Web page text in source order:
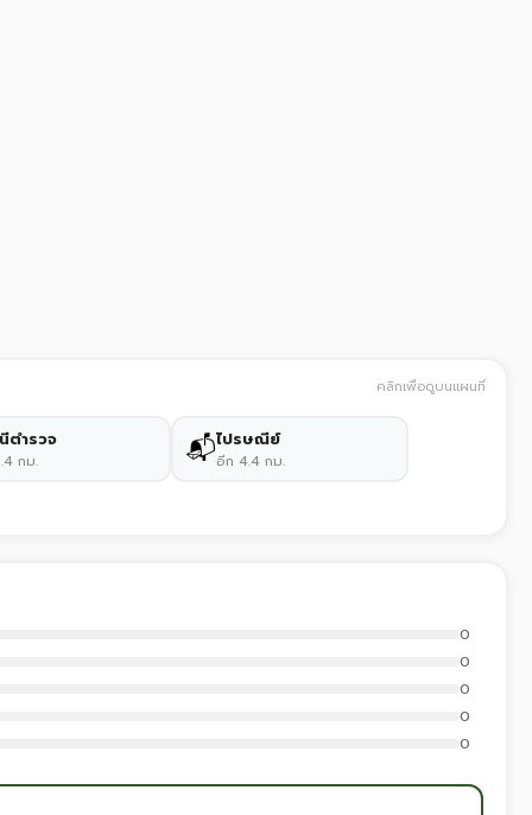
คลิกเพื่อดูบนแผนที่
ตำรวจ
กม. 📬ไปรษณีย์
อีก 4.4 กม.
0
0
0
0
0